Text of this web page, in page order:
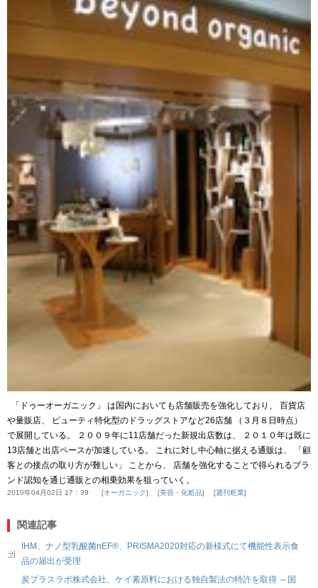
「ドゥーオーガニック」 は国内においても店舗販売を強化しており、 百貨店
や量販店、 ビューティ特化型のドラッグストアなど26店舗 （３月８日時点）
で展開している。 ２００９年に11店舗だった新規出店数は、 ２０１０年は既に
13店舗と出店ペースが加速している。 これに対し中心軸に据える通販は、 「顧
客との接点の取り方が難しい」 ことから、 店舗を強化することで得られるブラ
ンド認知を通じ通販との相乗効果を狙っていく。
2010年04月02日 17：39 オーガニック 美容・化粧品 週刊粧業
関連記事
IHM、ナノ型乳酸菌nEF®、PRISMA2020対応の新様式にて機能性表示食
品の届出が受理
炭プラスラボ株式会社、ケイ素原料における独自製法の特許を取得 ～国